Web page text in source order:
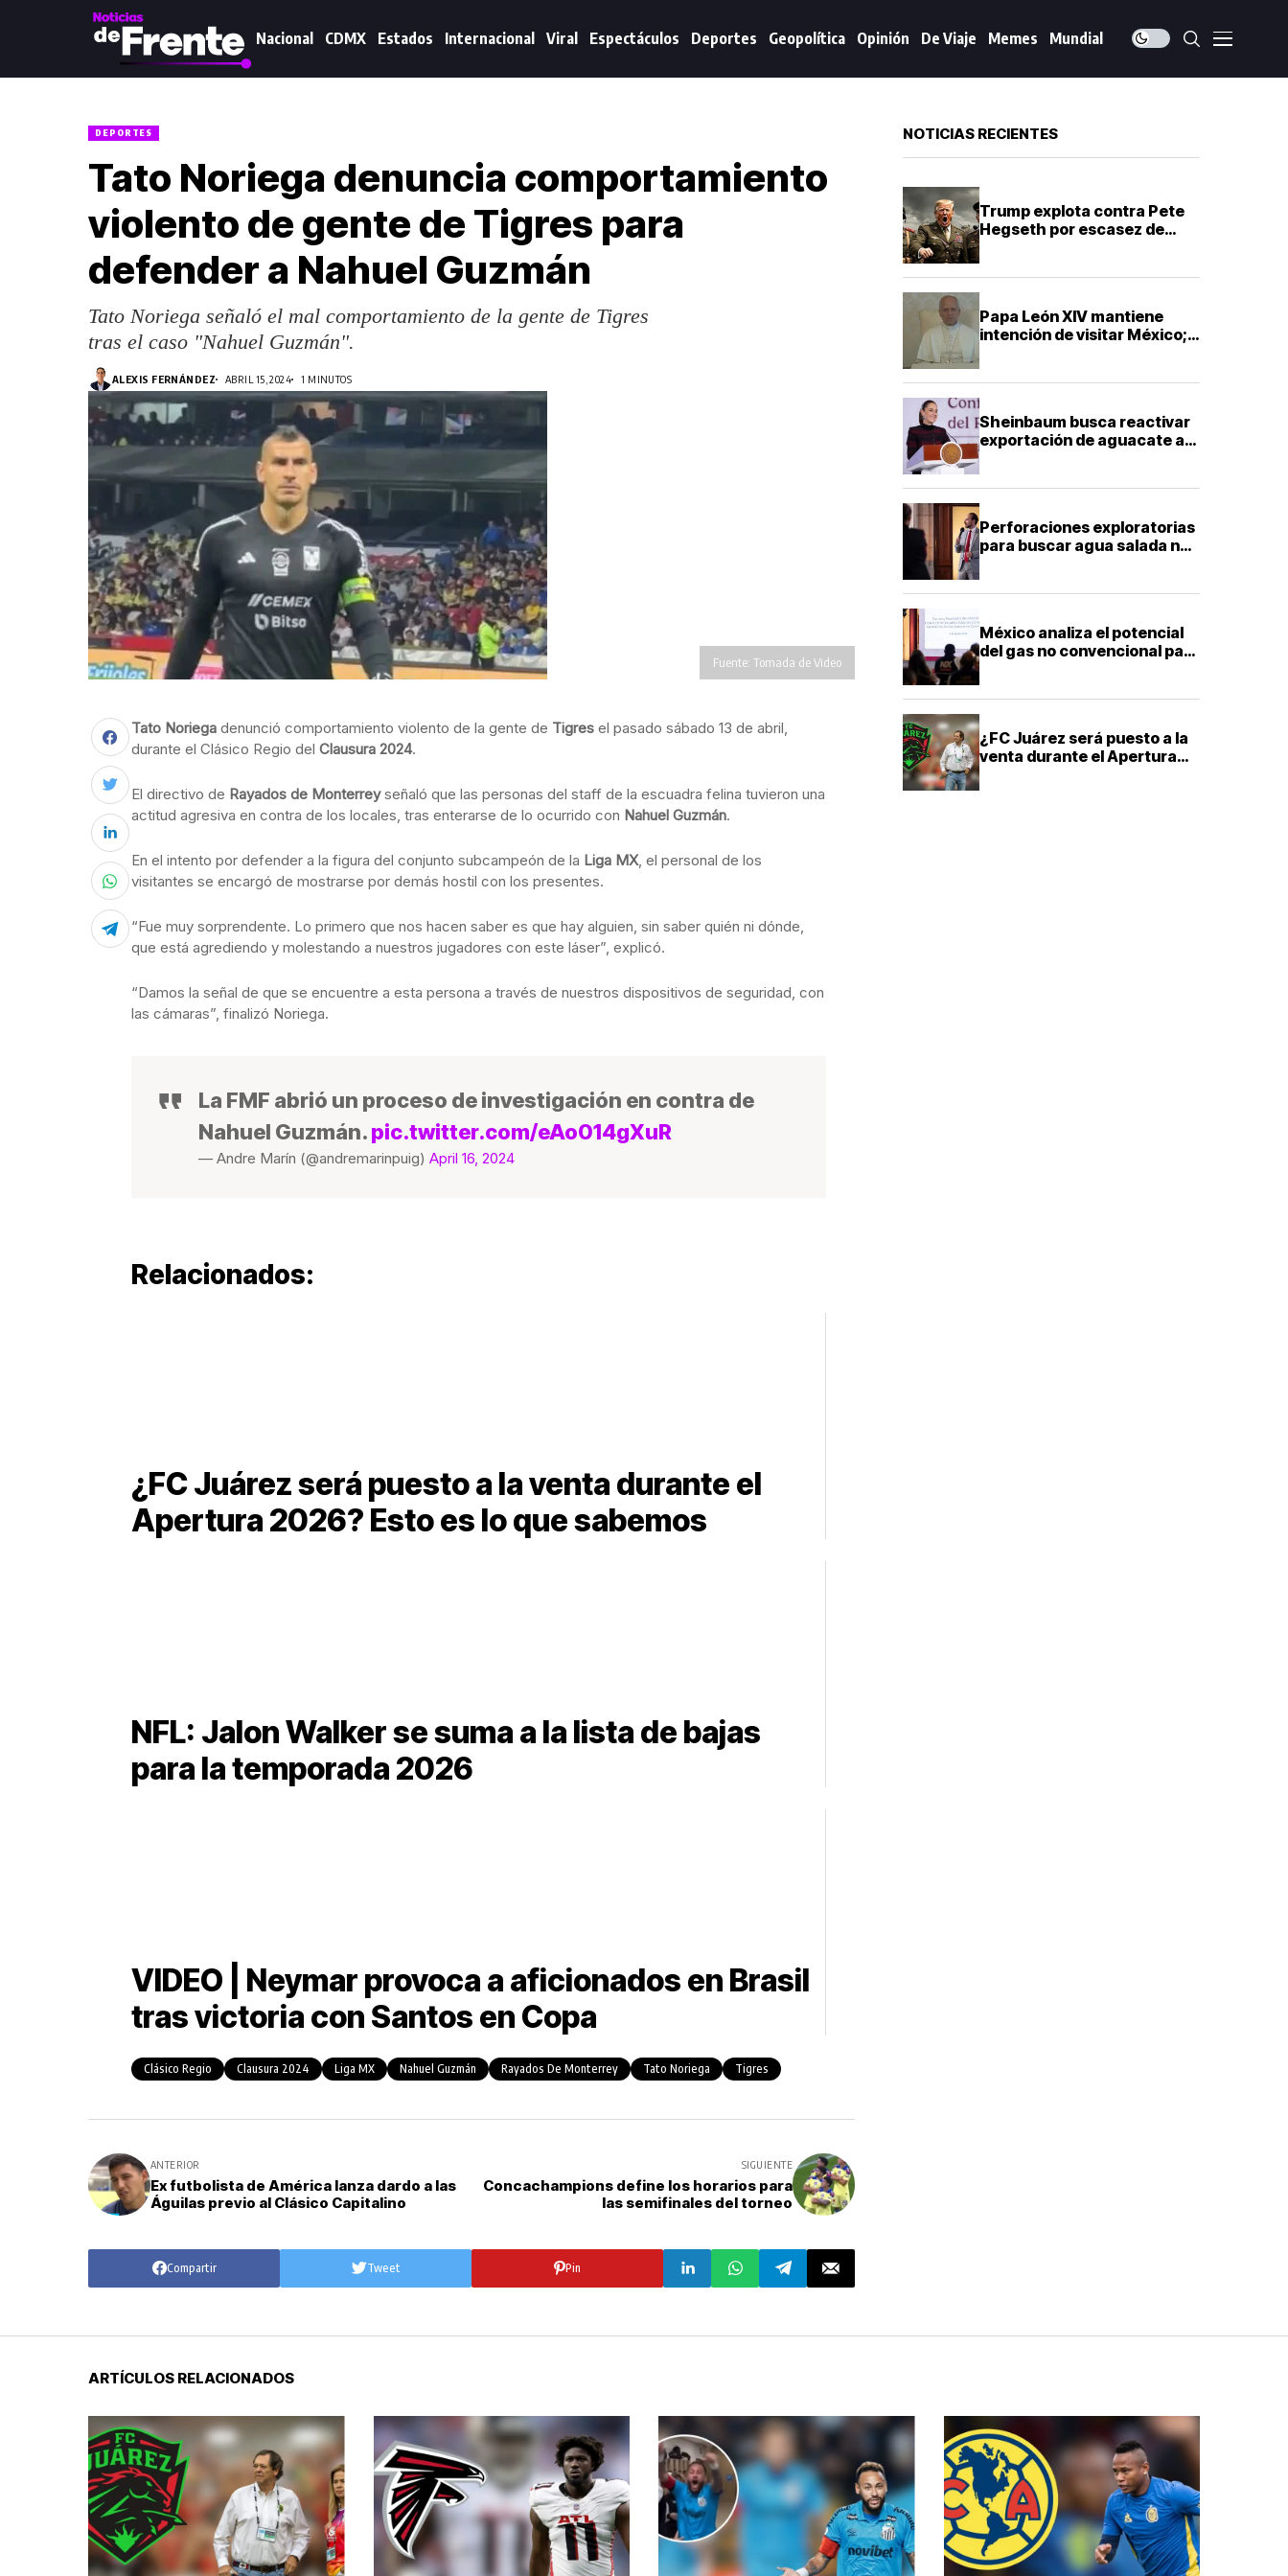
Nacional CDMX Estados Internacional Viral Espectáculos Deportes Geopolítica Opinión De Viaje Memes Mundial
DEPORTES
Tato Noriega denuncia comportamiento
violento de gente de Tigres para
defender a Nahuel Guzmán
Tato Noriega señaló el mal comportamiento de la gente de Tigres
tras el caso "Nahuel Guzmán".
ALEXIS FERNÁNDEZ ABRIL 15, 2024 1 MINUTOS
Fuente: Tomada de Video
Tato Noriega denunció comportamiento violento de la gente de Tigres el pasado sábado 13 de abril,
durante el Clásico Regio del Clausura 2024.
El directivo de Rayados de Monterreyseñaló que las personas del staff de la escuadra felina tuvieron una
actitud agresiva en contra de los locales, tras enterarse de lo ocurrido con Nahuel Guzmán.
En el intento por defender a la figura del conjunto subcampeón de la Liga MX, el personal de los
visitantes se encargó de mostrarse por demás hostil con los presentes.
“Fue muy sorprendente. Lo primero que nos hacen saber es que hay alguien, sin saber quién ni dónde,
que está agrediendo y molestando a nuestros jugadores con este láser”, explicó.
“Damos la señal de que se encuentre a esta persona a través de nuestros dispositivos de seguridad, con
las cámaras”, finalizó Noriega.
La FMF abrió un proceso de investigación en contra de
Nahuel Guzmán.pic.twitter.com/eAo014gXuR
— Andre Marín (@andremarinpuig) April 16, 2024
Relacionados:
¿FC Juárez será puesto a la venta durante el
Apertura 2026? Esto es lo que sabemos
NFL: Jalon Walker se suma a la lista de bajas
para la temporada 2026
VIDEO | Neymar provoca a aficionados en Brasil
tras victoria con Santos en Copa
Clásico Regio Clausura 2024 Liga MX Nahuel Guzmán Rayados De Monterrey Tato Noriega Tigres
ANTERIOR
Ex futbolista de América lanza dardo a las
Águilas previo al Clásico Capitalino
SIGUIENTE
Concachampions define los horarios para
las semifinales del torneo
Compartir Tweet Pin
NOTICIAS RECIENTES
Trump explota contra Pete
Hegseth por escasez de
Papa León XIV mantiene
intención de visitar México;
Sheinbaum busca reactivar
exportación de aguacate a
Perforaciones exploratorias
para buscar agua salada no
Facultad de Ingeniería de la
México analiza el potencial
del gas no convencional para
¿FC Juárez será puesto a la
venta durante el Apertura
ARTÍCULOS RELACIONADOS